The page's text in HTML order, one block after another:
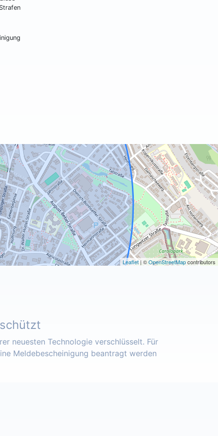
Leaflet| ©OpenStreetMapcontributors
neuesten Technologie verschlüsselt. Für
Meldebescheinigung beantragt werden